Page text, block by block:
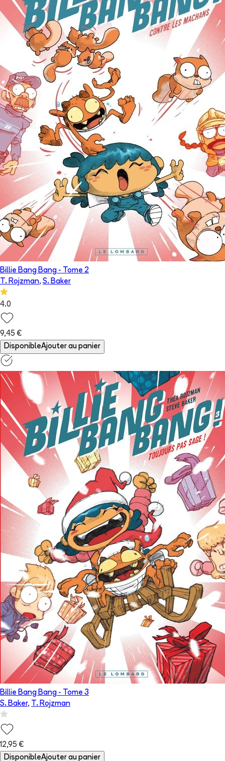
Billie Bang Bang - Tome 2
T. Rojzman, S. Baker
4.0
9,45 €
DisponibleAjouter au panier
Billie Bang Bang - Tome 3
S. Baker, T. Rojzman
12,95 €
DisponibleAjouter au panier